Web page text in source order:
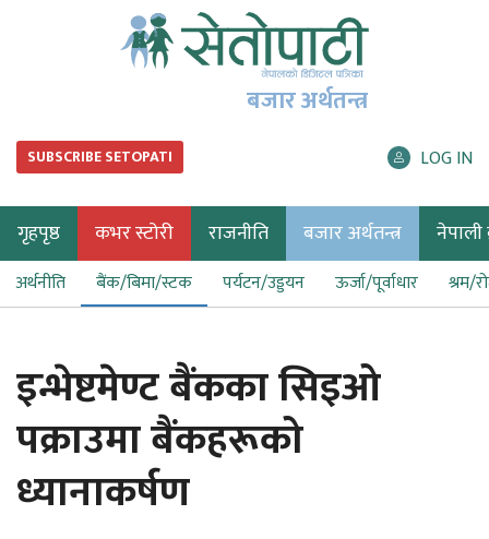
बजार अर्थतन्त्र
SUBSCRIBE SETOPATI LOG IN
गृहपृष्ठ कभर स्टोरी राजनीति बजार अर्थतन्त्र नेपाली
अर्थनीति बैंक/बिमा/स्टक पर्यटन/उड्डयन ऊर्जा/पूर्वाधार श्रम/
इन्भेष्टमेण्ट बैंकका सिइओ
पक्राउमा बैंकहरूको
ध्यानाकर्षण